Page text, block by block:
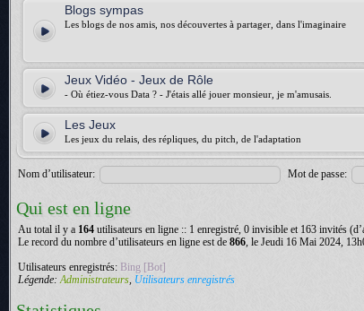
Blogs sympas
Les blogs de nos amis, nos découvertes à partager, dans l'imaginaire
Jeux Vidéo - Jeux de Rôle
- Où étiez-vous Data ? - J'étais allé jouer monsieur, je m'amusais.
Les Jeux
Les jeux du relais, des répliques, du pitch, de l'adaptation
Nom d’utilisateur: Mot de passe:
Qui est en ligne
Au total il y a 164 utilisateurs en ligne :: 1 enregistré, 0 invisible et 163 invités
Le record du nombre d’utilisateurs en ligne est de 866, le Jeudi 16 Mai 2024,
Utilisateurs enregistrés: Bing [Bot]
Légende:Administrateurs, Utilisateurs enregistrés